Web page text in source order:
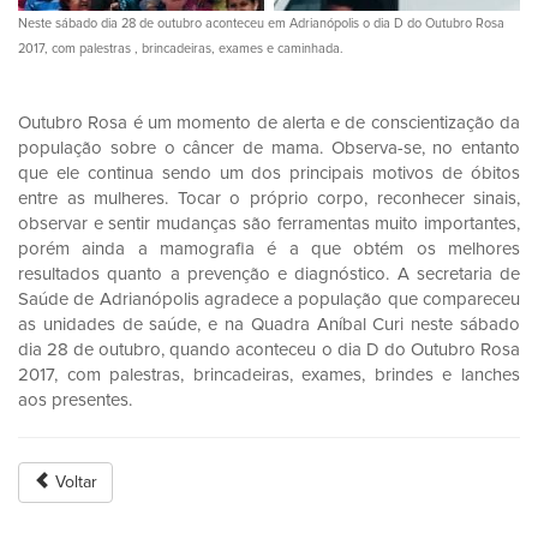
Neste sábado dia 28 de outubro aconteceu em Adrianópolis o dia D do Outubro Rosa
2017, com palestras , brincadeiras, exames e caminhada.
Outubro Rosa é um momento de alerta e de conscientização da
população sobre o câncer de mama. Observa-se, no entanto
que ele continua sendo um dos principais motivos de óbitos
entre as mulheres. Tocar o próprio corpo, reconhecer sinais,
observar e sentir mudanças são ferramentas muito importantes,
porém ainda a mamografia é a que obtém os melhores
resultados quanto a prevenção e diagnóstico. A secretaria de
Saúde de Adrianópolis agradece a população que compareceu
as unidades de saúde, e na Quadra Aníbal Curi neste sábado
dia 28 de outubro, quando aconteceu o dia D do Outubro Rosa
2017, com palestras, brincadeiras, exames, brindes e lanches
aos presentes.
Voltar